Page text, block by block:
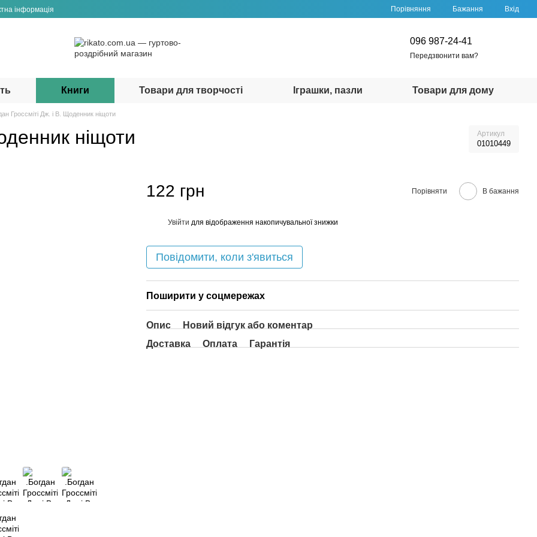
інформація Порівняння Бажання Вхід
096 987-24-41
Передзвонити вам?
Книги Товари для творчості Іграшки, пазли Товари для дому
Гроссміті Дж. і В. Щоденник ніщоти
ніщоти Артикул
01010449
122 грн Порівняти В бажання
Увійти для відображення накопичувальної знижки
Повідомити, коли з'явиться
Поширити у соцмережах
Опис
Новий відгук або коментар
Доставка
Оплата Гарантія